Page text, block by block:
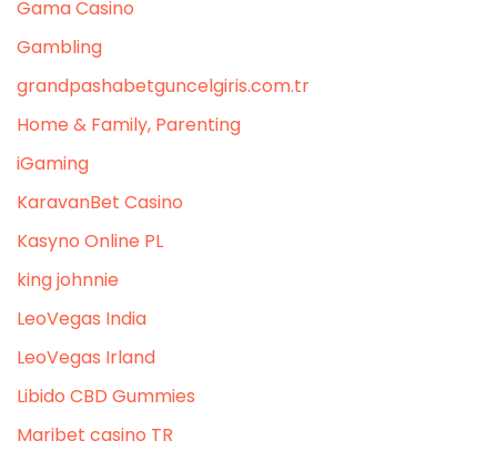
Gama Casino
Gambling
grandpashabetguncelgiris.com.tr
Home & Family, Parenting
iGaming
KaravanBet Casino
Kasyno Online PL
king johnnie
LeoVegas India
LeoVegas Irland
Libido CBD Gummies
Maribet casino TR